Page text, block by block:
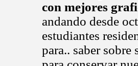
con mejores
andando desde
estudiantes
para.. saber sobre